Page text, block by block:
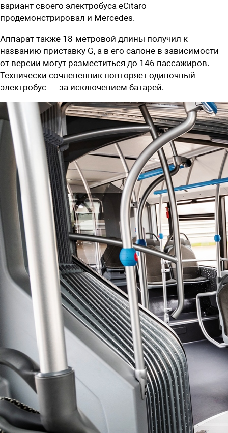
вариант своего электробуса eCitaro
продемонстрировал и Mercedes.
Аппарат также 18-метровой длины получил к
названию приставку G, а в его салоне в зависимости
от версии могут разместиться до 146 пассажиров.
Технически сочлененник повторяет одиночный
электробус — за исключением батарей.